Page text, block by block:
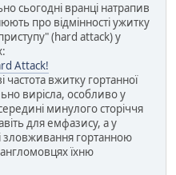
сьогодні вранці натрапив
про відмінності ужитку
(hard attack) у
Attack!
частота вжитку гортанної
вирісла, особливо у
минулого сторіччя
для емфазису, а у
зловживання гортанною
їхню